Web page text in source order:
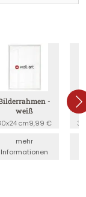
-
weiß
cm9,99 €
mehr
Informationen